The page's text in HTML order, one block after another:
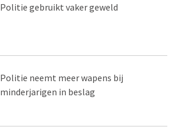
Politie gebruikt vaker geweld
Politie neemt meer wapens bij
minderjarigen in beslag